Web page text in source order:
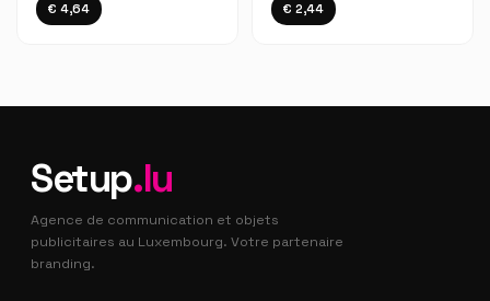
€ 4,64 € 2,44
Setup.lu
Agence de communication et objets
publicitaires au Luxembourg. Votre partenaire
branding.